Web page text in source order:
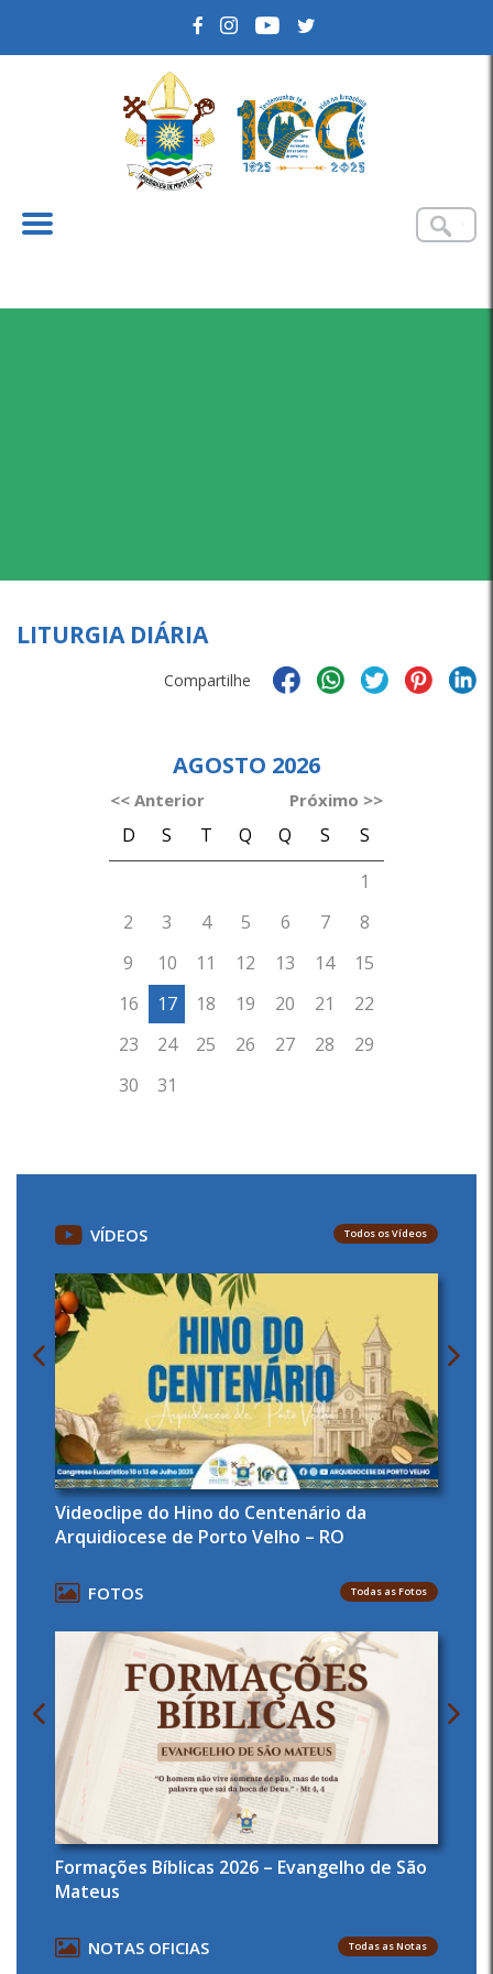
LITURGIA DIÁRIA
Compartilhe
VÍDEOS Todos os Vídeos
Videoclipe do Hino do Centenário da
Arquidiocese de Porto Velho – RO
FOTOS Todas as Fotos
Formações Bíblicas 2026 – Evangelho de São
Mateus
NOTAS OFICIAS Todas as Notas